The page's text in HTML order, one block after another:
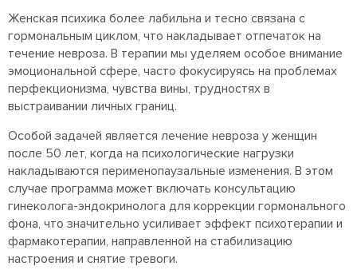
Женская психика более лабильна и тесно связана с
гормональным циклом, что накладывает отпечаток на
течение невроза. В терапии мы уделяем особое внимание
эмоциональной сфере, часто фокусируясь на проблемах
перфекционизма, чувства вины, трудностях в
выстраивании личных границ.
Особой задачей является лечение невроза у женщин
после 50 лет, когда на психологические нагрузки
накладываются перименопаузальные изменения. В этом
случае программа может включать консультацию
гинеколога-эндокринолога для коррекции гормонального
фона, что значительно усиливает эффект психотерапии и
фармакотерапии, направленной на стабилизацию
настроения и снятие тревоги.